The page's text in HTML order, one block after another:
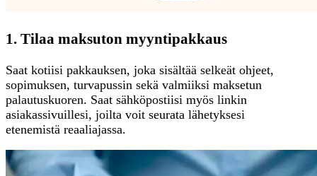
1. Tilaa maksuton myyntipakkaus
Saat kotiisi pakkauksen, joka sisältää selkeät ohjeet,
sopimuksen, turvapussin sekä valmiiksi maksetun
palautuskuoren. Saat sähköpostiisi myös linkin
asiakassivuillesi, joilta voit seurata lähetyksesi
etenemistä reaaliajassa.